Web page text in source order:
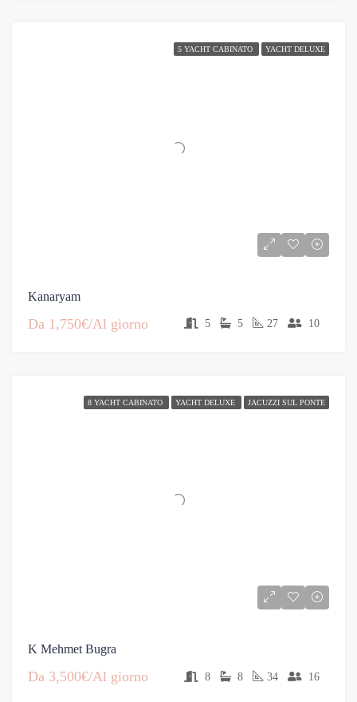
5 YACHT CABINATO YACHT DELUXE
Kanaryam
Da 1,750€/Al giorno 5 5 27 10
8 YACHT CABINATO YACHT DELUXE JACUZZI SUL PONTE
K Mehmet Bugra
Da 3,500€/Al giorno 8 8 34 16